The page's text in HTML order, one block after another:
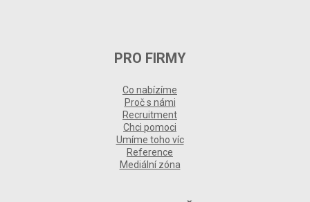
PRO FIRMY
Co nabízíme
Proč s námi
Recruitment
Chci pomoci
Umíme toho víc
Reference
Mediální zóna